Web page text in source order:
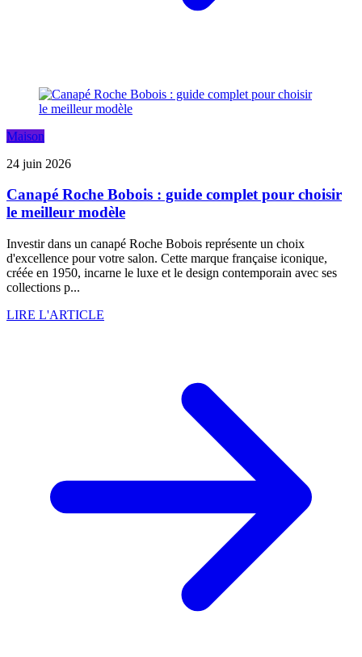
Maison
24 juin 2026
Canapé Roche Bobois : guide complet pour choisir
le meilleur modèle
Investir dans un canapé Roche Bobois représente un choix
d'excellence pour votre salon. Cette marque française iconique,
créée en 1950, incarne le luxe et le design contemporain avec ses
collections p...
LIRE L'ARTICLE